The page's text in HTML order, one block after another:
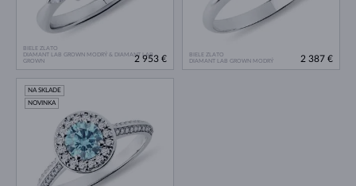
BIELE ZLATO
DIAMANT LAB GROWN MODRÝ & DIAMANT LAB
GROWN
2 953 €
BIELE ZLATO
DIAMANT LAB GROWN MODRÝ
2 387 €
NA SKLADE
NOVINKA